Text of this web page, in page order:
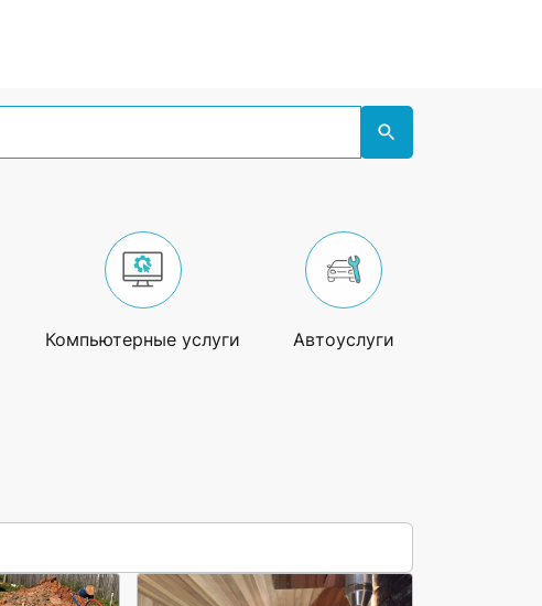
Компьютерные услуги Автоуслуги